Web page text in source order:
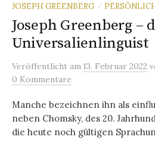
JOSEPH GREENBERG /
Joseph Greenberg –
Universalienlinguist
Veröffentlicht am 13. Februar 2022
0 Kommentare
Manche bezeichnen ihn als
neben Chomsky, des 20.
die heute noch gültigen